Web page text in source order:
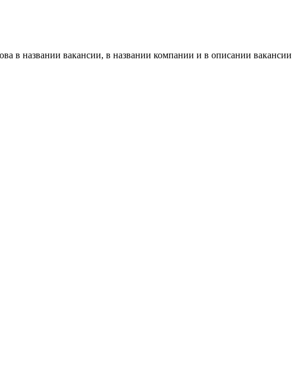
в названии вакансии, в названии компании и в описании вакансии